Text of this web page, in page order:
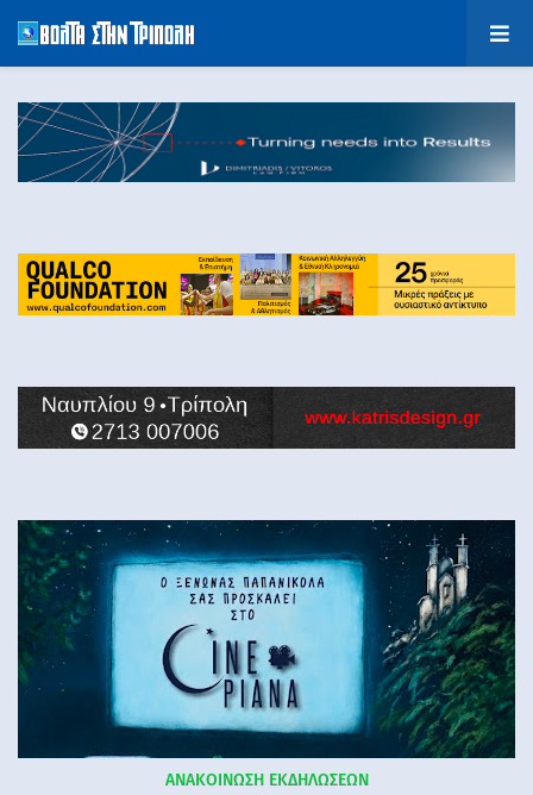
ΑΝΑΚΟΙΝΩΣΗ ΕΚΔΗΛΩΣΕΩΝ